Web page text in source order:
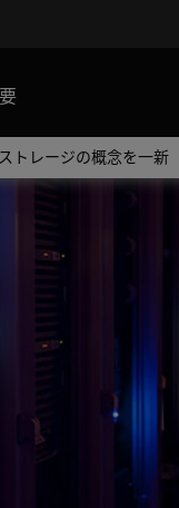
トレージの概念を一新